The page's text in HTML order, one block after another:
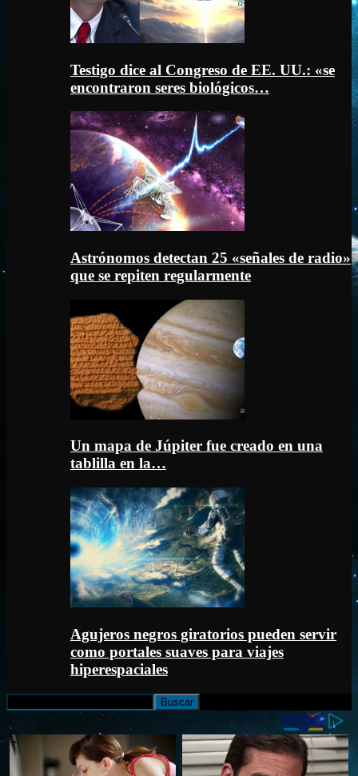
Testigo dice al Congreso de EE. UU.: «se
encontraron seres biológicos…
Astrónomos detectan 25 «señales de radio»
que se repiten regularmente
Un mapa de Júpiter fue creado en una
tablilla en la…
Agujeros negros giratorios pueden servir
como portales suaves para viajes
hiperespaciales